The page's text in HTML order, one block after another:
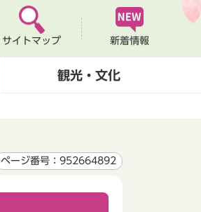
サイトマップ 新着情報
観光・文化
ページ番号：952664892